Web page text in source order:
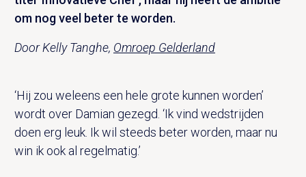
om nog veel beter te worden.
Door Kelly Tanghe, Omroep Gelderland
‘Hij zou weleens een hele grote kunnen worden’
wordt over Damian gezegd. ‘Ik vind wedstrijden
doen erg leuk. Ik wil steeds beter worden, maar nu
win ik ook al regelmatig.’